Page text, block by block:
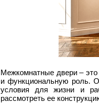
Межкомнатные двери – это
и функциональную роль.
условия для жизни и
рассмотреть ее